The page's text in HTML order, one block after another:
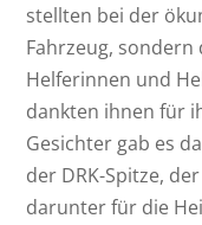
stellten bei der
Fahrzeug,
Helferinnen und
dankten ihnen für
Gesichter gab es
der DRK-Spitze,
darunter für die